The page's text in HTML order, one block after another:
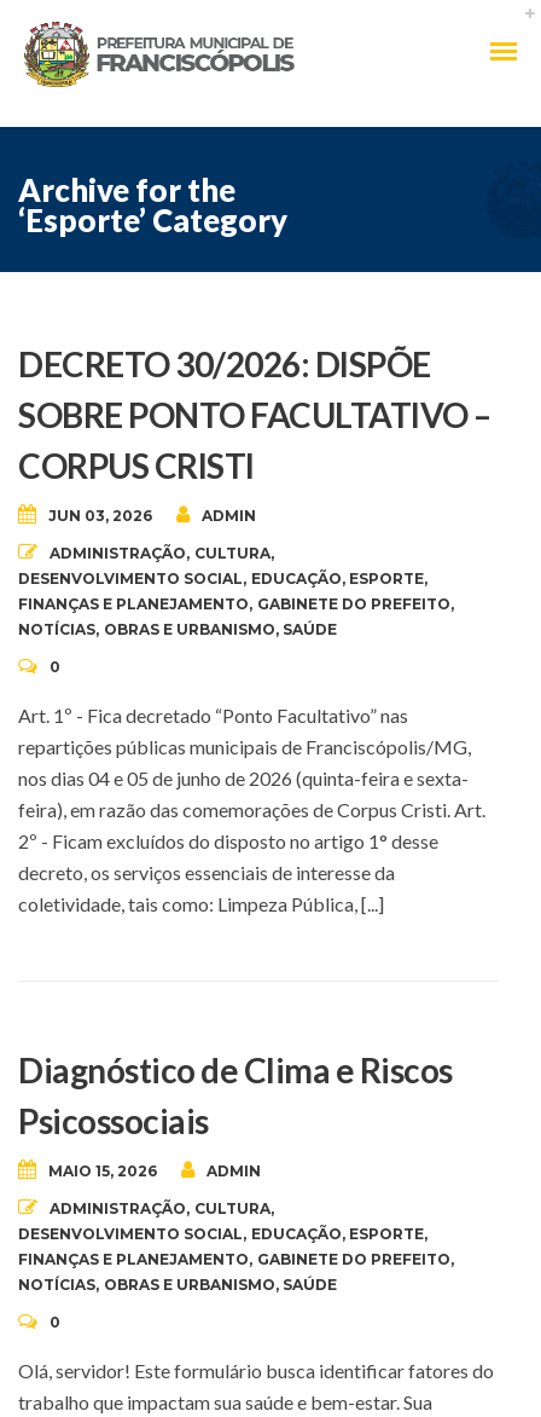
Archive for the
‘Esporte’ Category
DECRETO 30/2026: DISPÕE
SOBRE PONTO FACULTATIVO –
CORPUS CRISTI
JUN 03, 2026 ADMIN
ADMINISTRAÇÃO, CULTURA,
DESENVOLVIMENTO SOCIAL, EDUCAÇÃO, ESPORTE,
FINANÇAS E PLANEJAMENTO, GABINETE DO PREFEITO,
NOTÍCIAS, OBRAS E URBANISMO, SAÚDE
0
Art. 1º - Fica decretado “Ponto Facultativo” nas
repartições públicas municipais de Franciscópolis/MG,
nos dias 04 e 05 de junho de 2026 (quinta-feira e sexta-
feira), em razão das comemorações de Corpus Cristi. Art.
2º - Ficam excluídos do disposto no artigo 1° desse
decreto, os serviços essenciais de interesse da
coletividade, tais como: Limpeza Pública, [...]
Diagnóstico de Clima e Riscos
Psicossociais
MAIO 15, 2026 ADMIN
ADMINISTRAÇÃO, CULTURA,
DESENVOLVIMENTO SOCIAL, EDUCAÇÃO, ESPORTE,
FINANÇAS E PLANEJAMENTO, GABINETE DO PREFEITO,
NOTÍCIAS, OBRAS E URBANISMO, SAÚDE
0
Olá, servidor! Este formulário busca identificar fatores do
trabalho que impactam sua saúde e bem-estar. Sua